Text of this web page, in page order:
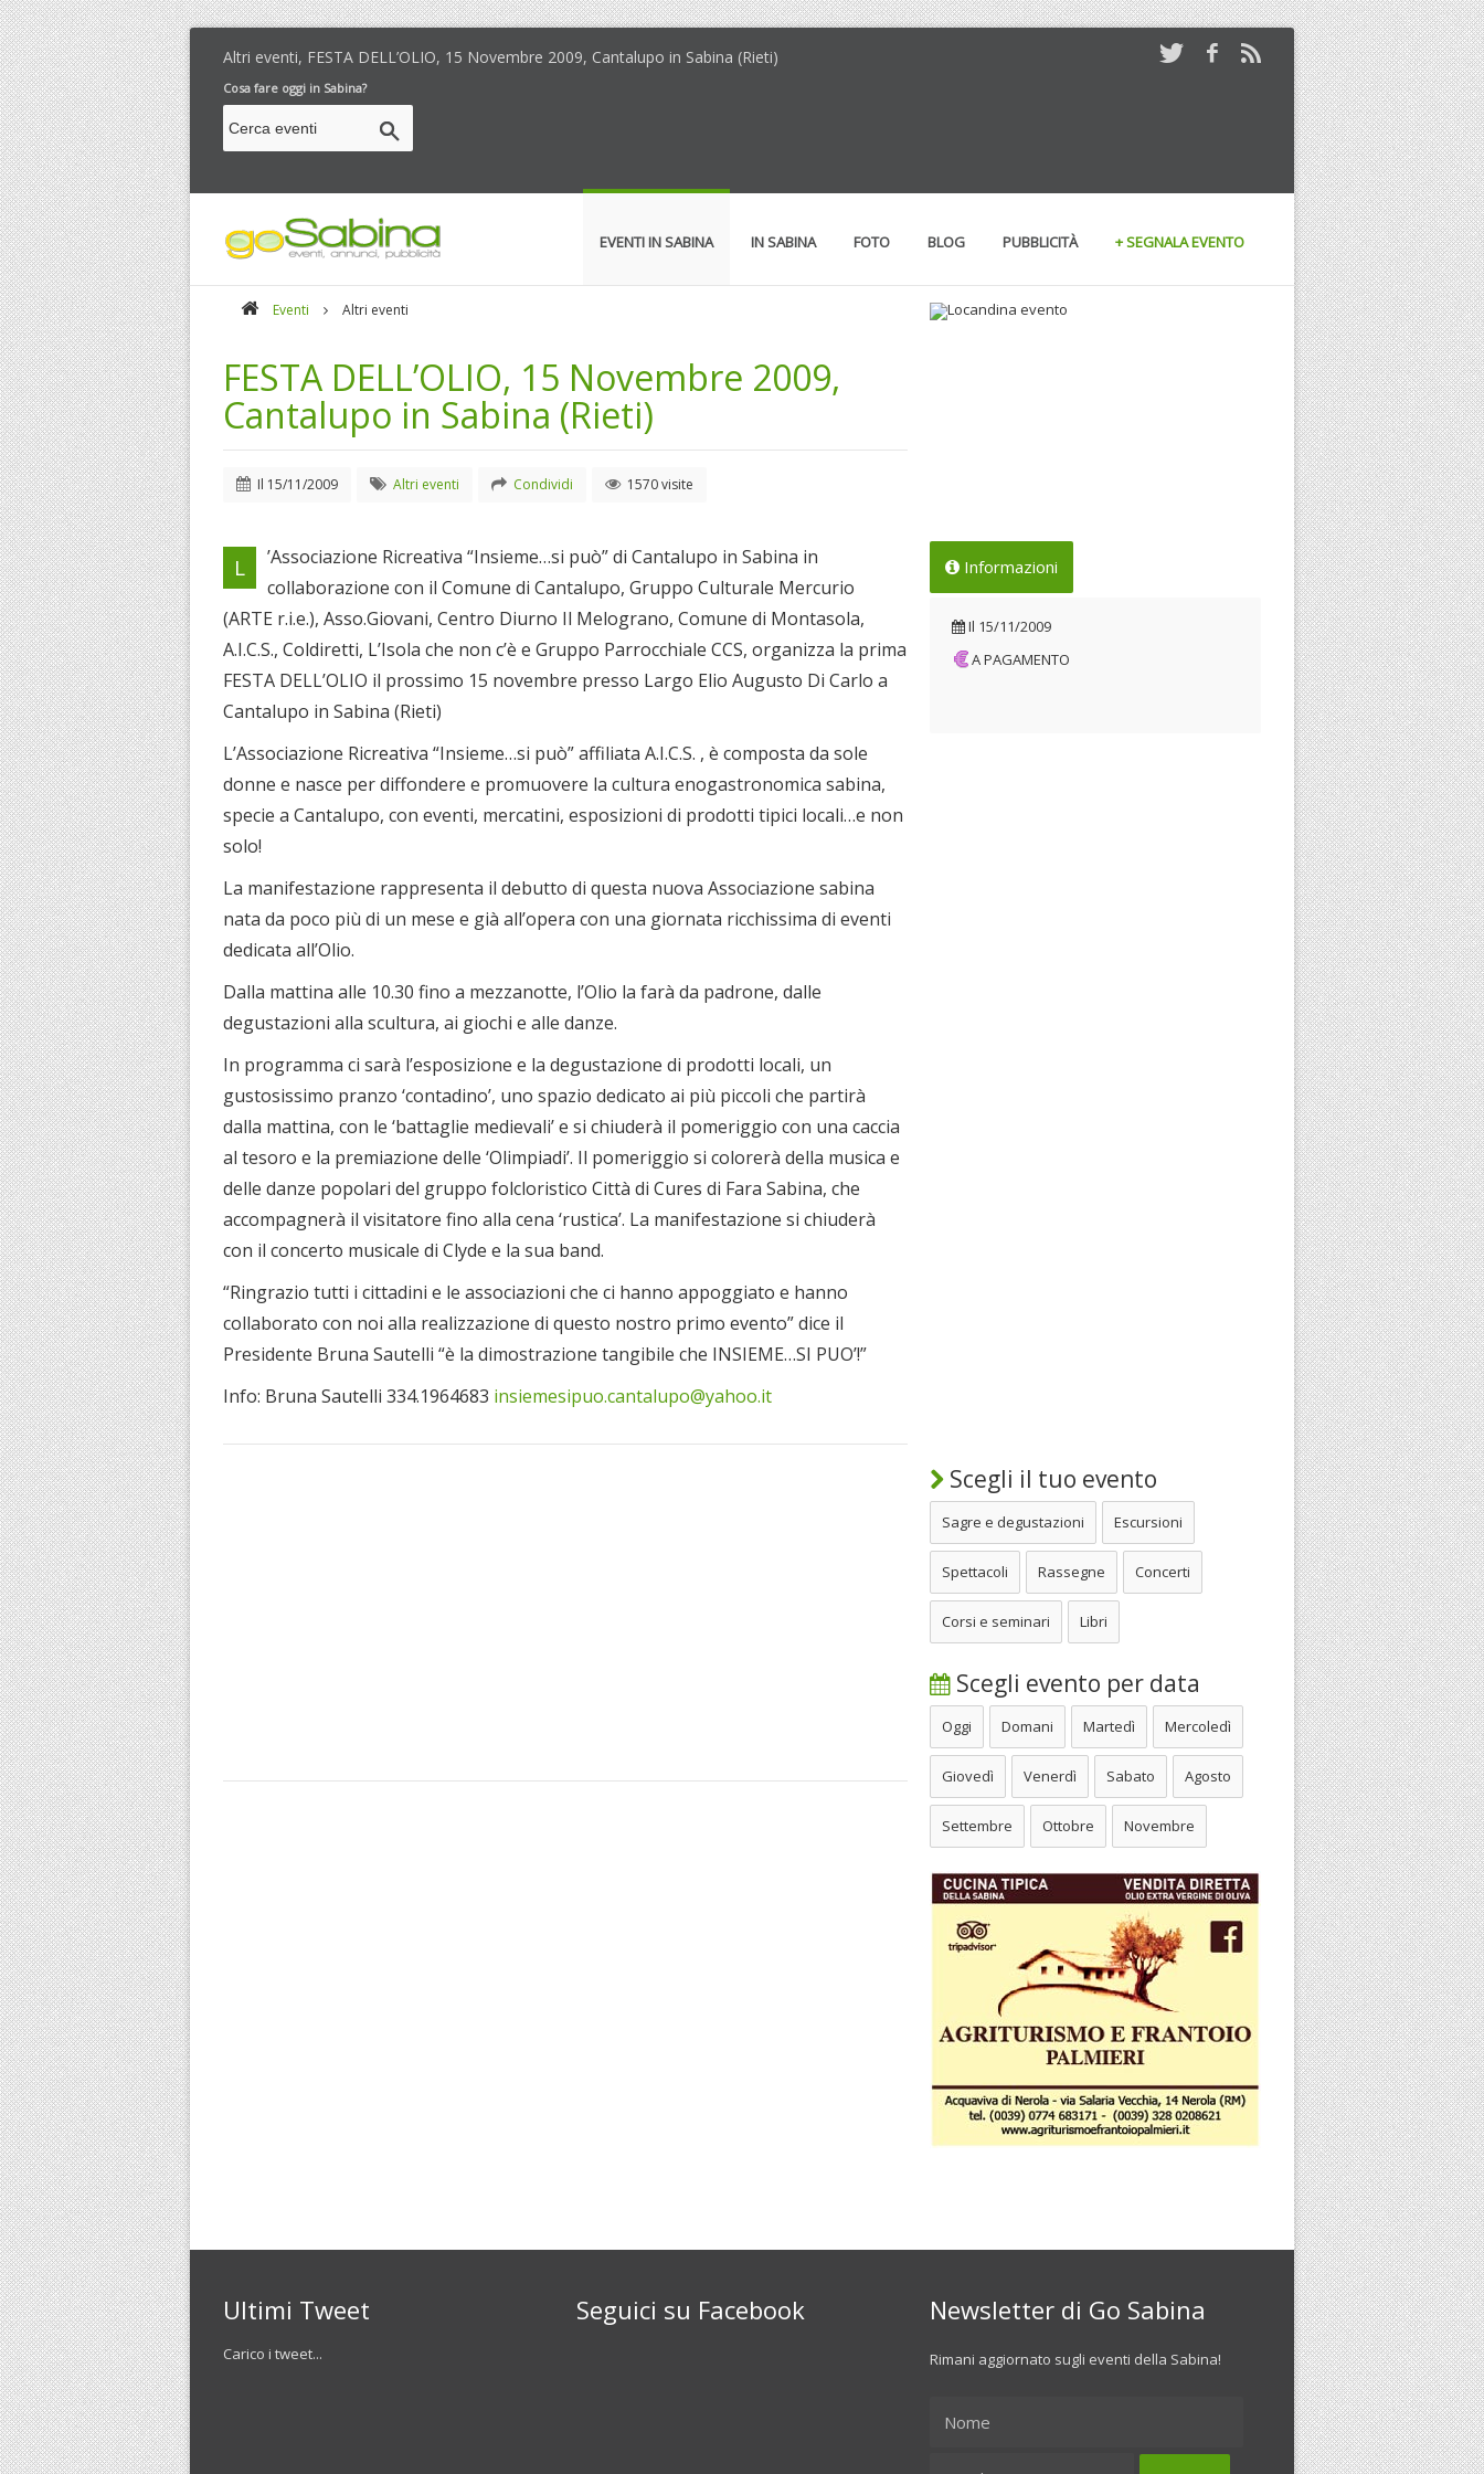
Altri eventi, FESTA DELL’OLIO, 15 Novembre 2009, Cantalupo in Sabina (Rieti)
Cosa fare oggi in Sabina?
EVENTI IN SABINA IN SABINA FOTO BLOG PUBBLICITÀ + SEGNALA EVENTO
Eventi Altri eventi
FESTA DELL’OLIO, 15 Novembre 2009,
Cantalupo in Sabina (Rieti)
Il 15/11/2009 Altri eventi Condividi 1570 visite
L
’Associazione Ricreativa “Insieme…si può” di Cantalupo in Sabina in
collaborazione con il Comune di Cantalupo, Gruppo Culturale Mercurio
(ARTE r.i.e.), Asso.Giovani, Centro Diurno Il Melograno, Comune di Montasola,
A.I.C.S., Coldiretti, L’Isola che non c’è e Gruppo Parrocchiale CCS, organizza la prima
FESTA DELL’OLIO il prossimo 15 novembre presso Largo Elio Augusto Di Carlo a
Cantalupo in Sabina (Rieti)
L’Associazione Ricreativa “Insieme…si può” affiliata A.I.C.S. , è composta da sole
donne e nasce per diffondere e promuovere la cultura enogastronomica sabina,
specie a Cantalupo, con eventi, mercatini, esposizioni di prodotti tipici locali…e non
solo!
La manifestazione rappresenta il debutto di questa nuova Associazione sabina
nata da poco più di un mese e già all’opera con una giornata ricchissima di eventi
dedicata all’Olio.
Dalla mattina alle 10.30 fino a mezzanotte, l’Olio la farà da padrone, dalle
degustazioni alla scultura, ai giochi e alle danze.
In programma ci sarà l’esposizione e la degustazione di prodotti locali, un
gustosissimo pranzo ‘contadino’, uno spazio dedicato ai più piccoli che partirà
dalla mattina, con le ‘battaglie medievali’ e si chiuderà il pomeriggio con una caccia
al tesoro e la premiazione delle ‘Olimpiadi’. Il pomeriggio si colorerà della musica e
delle danze popolari del gruppo folcloristico Città di Cures di Fara Sabina, che
accompagnerà il visitatore fino alla cena ‘rustica’. La manifestazione si chiuderà
con il concerto musicale di Clyde e la sua band.
“Ringrazio tutti i cittadini e le associazioni che ci hanno appoggiato e hanno
collaborato con noi alla realizzazione di questo nostro primo evento” dice il
Presidente Bruna Sautelli “è la dimostrazione tangibile che INSIEME…SI PUO’!”
Info: Bruna Sautelli 334.1964683 insiemesipuo.cantalupo@yahoo.it
Informazioni
Il 15/11/2009
A PAGAMENTO
Scegli il tuo evento
Sagre e degustazioni Escursioni
Spettacoli Rassegne Concerti
Corsi e seminari Libri
Scegli evento per data
Oggi Domani Martedì Mercoledì
Giovedì Venerdì Sabato Agosto
Settembre Ottobre Novembre
Ultimi Tweet
Carico i tweet...
Seguici su Facebook Newsletter di Go Sabina
Rimani aggiornato sugli eventi della Sabina!